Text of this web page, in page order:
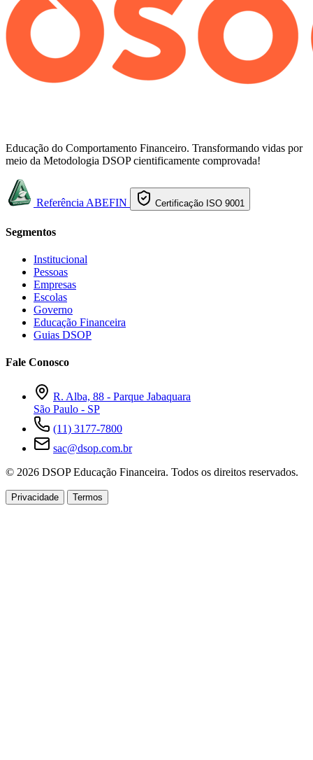
Educação do Comportamento Financeiro. Transformando vidas por
meio da Metodologia DSOP cientificamente comprovada!
Referência ABEFIN Certificação ISO 9001
Segmentos
Institucional
Pessoas
Empresas
Escolas
Governo
Educação Financeira
Guias DSOP
Fale Conosco
R. Alba, 88 - Parque Jabaquara
São Paulo - SP
(11) 3177-7800
sac@dsop.com.br
© 2026 DSOP Educação Financeira. Todos os direitos reservados.
Privacidade Termos